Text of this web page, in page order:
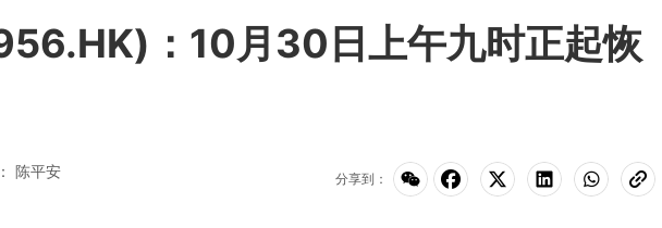
：10月30日上午九时正起恢
陈平安 分享到：